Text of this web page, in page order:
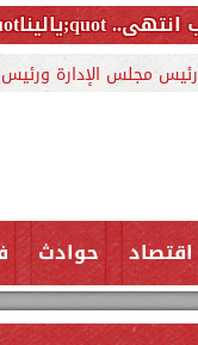
رئيس مجلس الإدارة ورئيس
اقتصاد حوادث